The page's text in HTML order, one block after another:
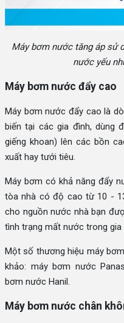
Máy bơm nước tăng áp sử
nước yếu
Máy bơm nước đẩy cao
Máy bơm nước đẩy cao là
biến tại các gia đình, dùng
giếng khoan) lên các bồn
xuất hay tưới tiêu.
Máy bơm có khả năng đẩy
tòa nhà có độ cao từ 10 -
cho nguồn nước nhà bạn
tình trạng mất nước trong gia
Một số thương hiệu máy
khảo: máy bơm nước
bơm nước Hanil.
Máy bơm nước chân